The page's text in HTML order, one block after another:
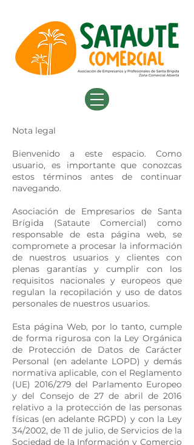
Nota legal
Bienvenido a este espacio. Como
usuario, es importante que conozcas
estos términos antes de continuar
navegando.
Asociación de Empresarios de Santa
Brígida (Sataute Comercial) como
responsable de esta página web, se
compromete a procesar la información
de nuestros usuarios y clientes con
plenas garantías y cumplir con los
requisitos nacionales y europeos que
regulan la recopilación y uso de datos
personales de nuestros usuarios.
Esta página Web, por lo tanto, cumple
de forma rigurosa con la Ley Orgánica
de Protección de Datos de Carácter
Personal (en adelante LOPD) y demás
normativa aplicable, con el Reglamento
(UE) 2016/279 del Parlamento Europeo
y del Consejo de 27 de abril de 2016
relativo a la protección de las personas
físicas (en adelante RGPD) y con la Ley
34/2002, de 11 de julio, de Servicios de la
Sociedad de la Información y Comercio